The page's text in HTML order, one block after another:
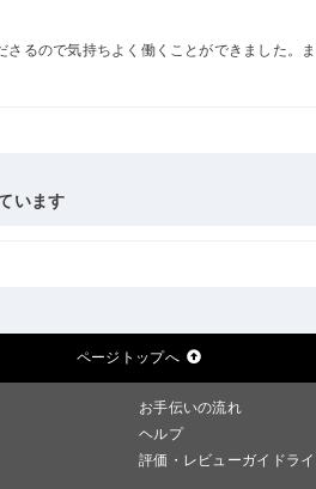
さるので気持ちよく働くことができました。
います
ページトップへ
お手伝いの流れ
ヘルプ
評価・レビューガイドラ